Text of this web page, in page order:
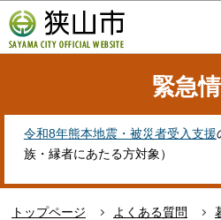
の
ペ
す
緊急
令和8年熊本地震・被災者受入支援
族・縁者にあたる方対象）
トップページ よくある質問